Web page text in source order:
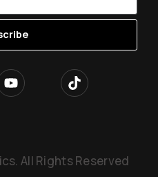
All Rights Reserved